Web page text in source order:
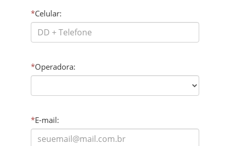
*Celular:
*Operadora:
*E-mail: